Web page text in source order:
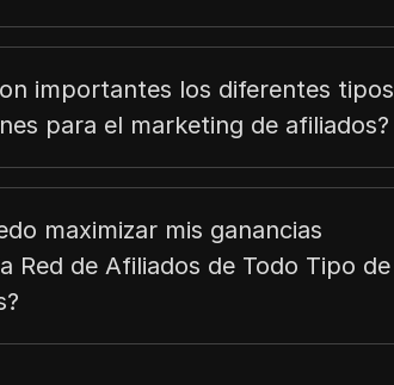
importantes los diferentes tipos
para el marketing de afiliados?
maximizar mis ganancias
Red de Afiliados de Todo Tipo de